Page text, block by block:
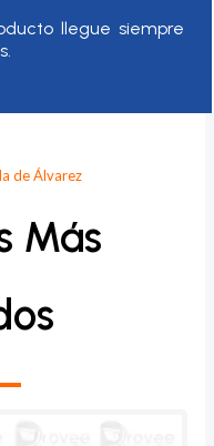
llegue siempre
de Álvarez
Más